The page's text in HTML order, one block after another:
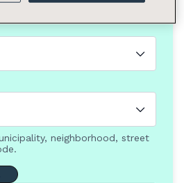
neighborhood, street